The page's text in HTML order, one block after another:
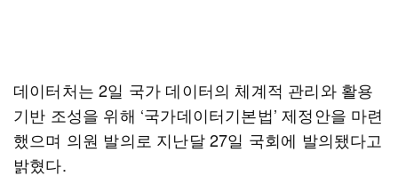
데이터처는 2일 국가 데이터의 체계적 관리와 활용
기반 조성을 위해 ‘국가데이터기본법’ 제정안을 마련
했으며 의원 발의로 지난달 27일 국회에 발의됐다고
밝혔다.